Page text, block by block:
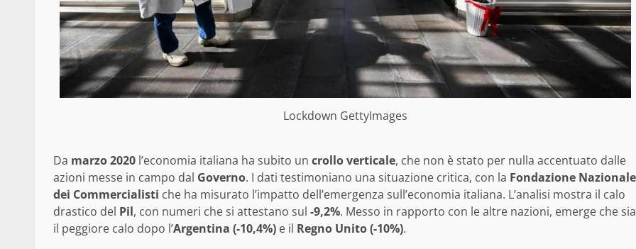
Lockdown GettyImages
Da marzo 2020 l’economia italiana ha subito un crollo verticale, che non è stato per nulla accentuato dalle
azioni messe in campo dal Governo. I dati testimoniano una situazione critica, con la Fondazione Nazionale
dei Commercialisti che ha misurato l’impatto dell’emergenza sull’economia italiana. L’analisi mostra il calo
drastico del Pil, con numeri che si attestano sul -9,2%. Messo in rapporto con le altre nazioni, emerge che sia
il peggiore calo dopo l’Argentina (-10,4%) e il Regno Unito (-10%).